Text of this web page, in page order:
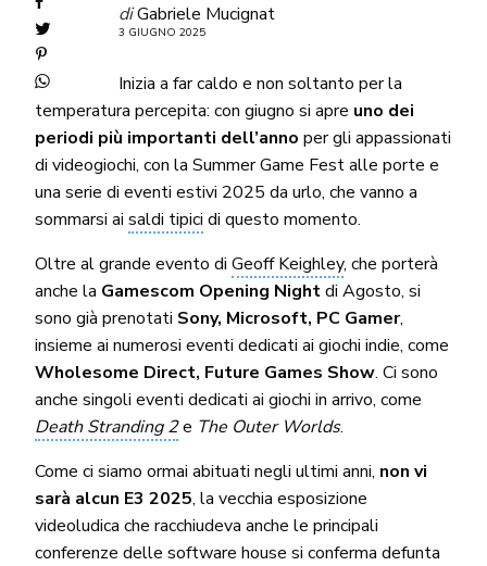
diGabriele Mucignat
3 GIUGNO 2025
Inizia a far caldo e non soltanto per la
temperatura percepita: con giugno si apre uno dei
periodi più importanti dell’anno per gli appassionati
di videogiochi, con la Summer Game Fest alle porte e
una serie di eventi estivi 2025 da urlo, che vanno a
sommarsi ai saldi tipici di questo momento.
Oltre al grande evento diGeoff Keighley, che porterà
anche la Gamescom Opening Nightdi Agosto, si
sono già prenotati Sony, Microsoft, PC Gamer,
insieme ai numerosi eventi dedicati ai giochi indie, come
Wholesome Direct, Future Games Show. Ci sono
anche singoli eventi dedicati ai giochi in arrivo, come
Death Stranding 2e The Outer Worlds.
Come ci siamo ormai abituati negli ultimi anni, non vi
sarà alcun E3 2025, la vecchia esposizione
videoludica che racchiudeva anche le principali
conferenze delle software house si conferma defunta